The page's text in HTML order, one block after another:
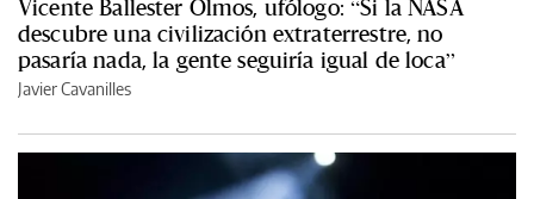
Vicente Ballester Olmos, ufólogo: “Si la NASA
descubre una civilización extraterrestre, no
pasaría nada, la gente seguiría igual de loca”
Javier Cavanilles